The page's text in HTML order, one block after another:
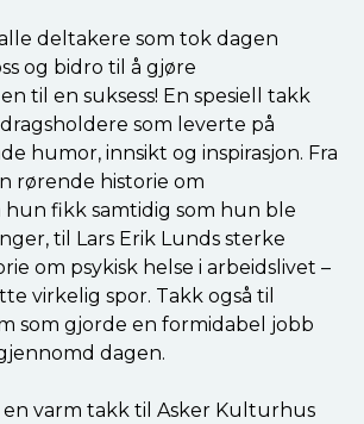
deltakere som tok dagen
og bidro til å gjøre
til en suksess! En spesiell takk
som leverte på
humor, innsikt og inspirasjon. Fra
rørende historie om
hun fikk samtidig som hun ble
til Lars Erik Lunds sterke
om psykisk helse i arbeidslivet –
virkelig spor. Takk også til
som gjorde en formidabel jobb
dagen.
en varm takk til Asker Kulturhus